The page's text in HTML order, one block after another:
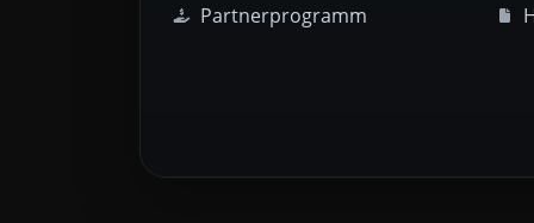
Partnerprogramm